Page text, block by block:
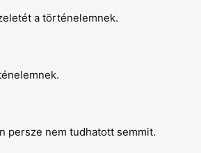
a történelemnek.
persze nem tudhatott semmit.